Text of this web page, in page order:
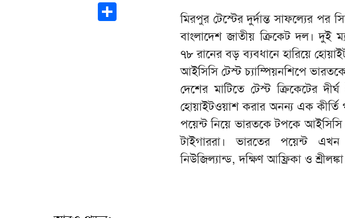
Share
মিরপুর টেস্টের দুর্দান্ত সাফল্যের পর
বাংলাদেশ জাতীয় ক্রিকেট দল। দুই
৭৮ রানের বড় ব্যবধানে হারিয়ে
আইসিসি টেস্ট চ্যাম্পিয়নশিপে
দেশের মাটিতে টেস্ট ক্রিকেটের
হোয়াইটওয়াশ করার অনন্য এক
পয়েন্ট নিয়ে ভারতকে টপকে আইসিসি
টাইগাররা। ভারতের পয়েন্ট এখন
নিউজিল্যান্ড, দক্ষিণ আফ্রিকা ও